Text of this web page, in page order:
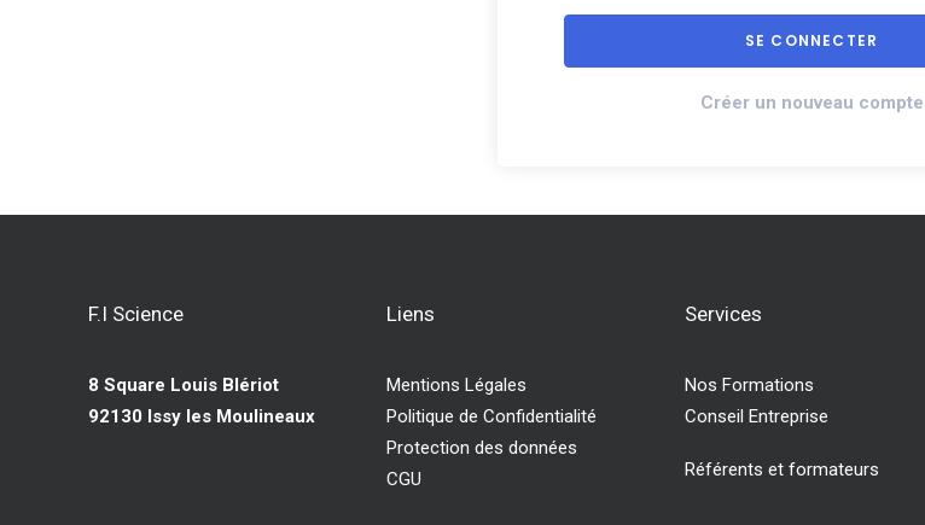
Créer un nouveau compte
F.I Science
8 Square Louis Blériot
92130 Issy les Moulineaux
Liens
Mentions Légales
Politique de Confidentialité
Protection des données
CGU
Services
Nos Formations
Conseil Entreprise
Référents et formateurs